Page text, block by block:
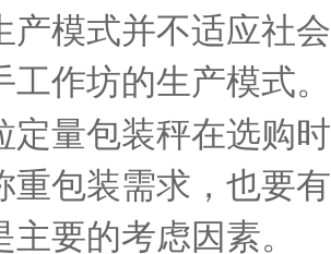
产模式并不适应社
作坊的生产模式。
定量包装秤在选购
重包装需求，也要
要的考虑因素。